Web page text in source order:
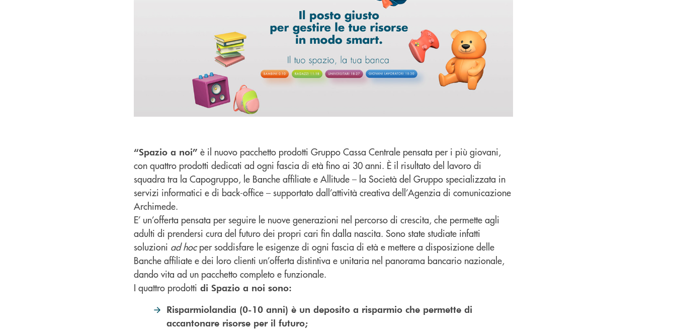
“Spazio a noi” è il nuovo pacchetto prodotti Gruppo Cassa Centrale pensata per i più giovani,
con quattro prodotti dedicati ad ogni fascia di età fino ai 30 anni. È il risultato del lavoro di
squadra tra la Capogruppo, le Banche affiliate e Allitude – la Società del Gruppo specializzata in
servizi informatici e di back-office – supportato dall’attività creativa dell’Agenzia di comunicazione
Archimede.
E’ un’offerta pensata per seguire le nuove generazioni nel percorso di crescita, che permette agli
adulti di prendersi cura del futuro dei propri cari fin dalla nascita. Sono state studiate infatti
soluzioni ad hocper soddisfare le esigenze di ogni fascia di età e mettere a disposizione delle
Banche affiliate e dei loro clienti un’offerta distintiva e unitaria nel panorama bancario nazionale,
dando vita ad un pacchetto completo e funzionale.
I quattro prodotti di Spazio a noi sono:
Risparmiolandia (0-10 anni) è un deposito a risparmio che permette di
accantonare risorse per il futuro;